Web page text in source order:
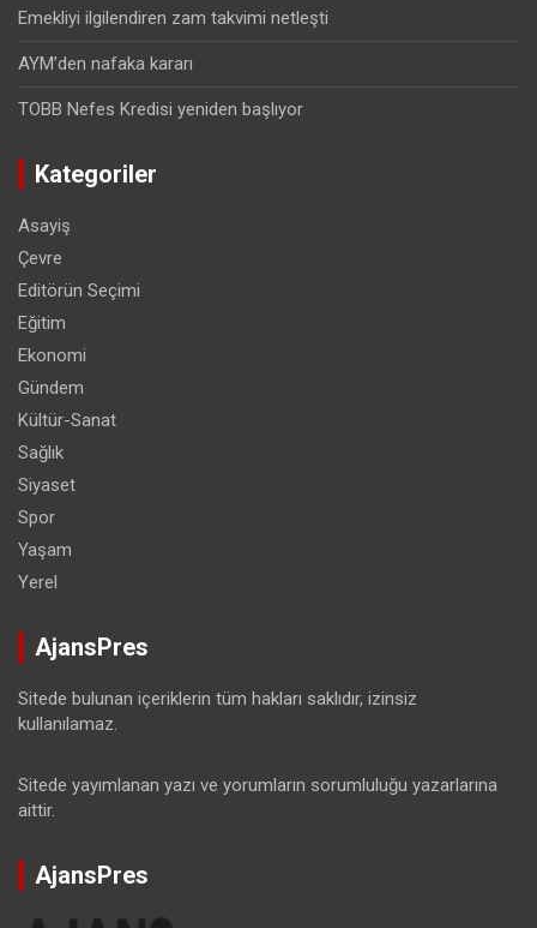
Emekliyi ilgilendiren zam takvimi netleşti
AYM’den nafaka kararı
TOBB Nefes Kredisi yeniden başlıyor
Kategoriler
Asayiş
Çevre
Editörün Seçimi
Eğitim
Ekonomi
Gündem
Kültür-Sanat
Sağlık
Siyaset
Spor
Yaşam
Yerel
AjansPres
Sitede bulunan içeriklerin tüm hakları saklıdır, izinsiz
kullanılamaz.
Sitede yayımlanan yazı ve yorumların sorumluluğu yazarlarına
aittir.
AjansPres